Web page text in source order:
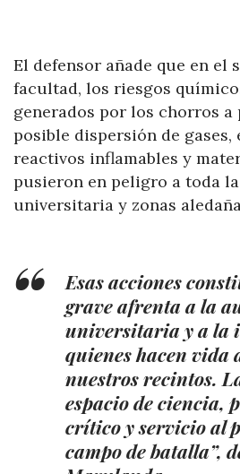
El defensor añade que en el
facultad, los riesgos
generados por los chorros a
posible dispersión de gases,
reactivos inflamables y
pusieron en peligro a toda
universitaria y zonas
Esas acciones
grave afrenta a la
universitaria y a la
quienes hacen vida
nuestros recintos.
espacio de ciencia,
crítico y servicio al
campo de batalla”,